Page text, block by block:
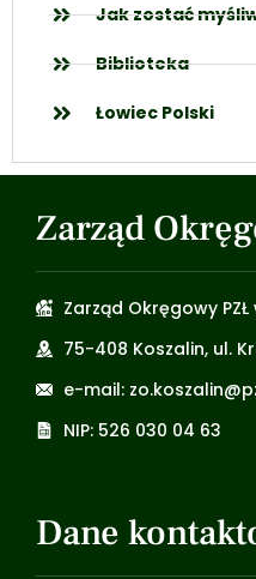
Jak zostać
Biblioteka
Łowiec Polski
Zarząd
Zarząd Okręgowy
75-408 Koszalin, ul.
e-mail:
NIP: 526 030 04 63
Dane